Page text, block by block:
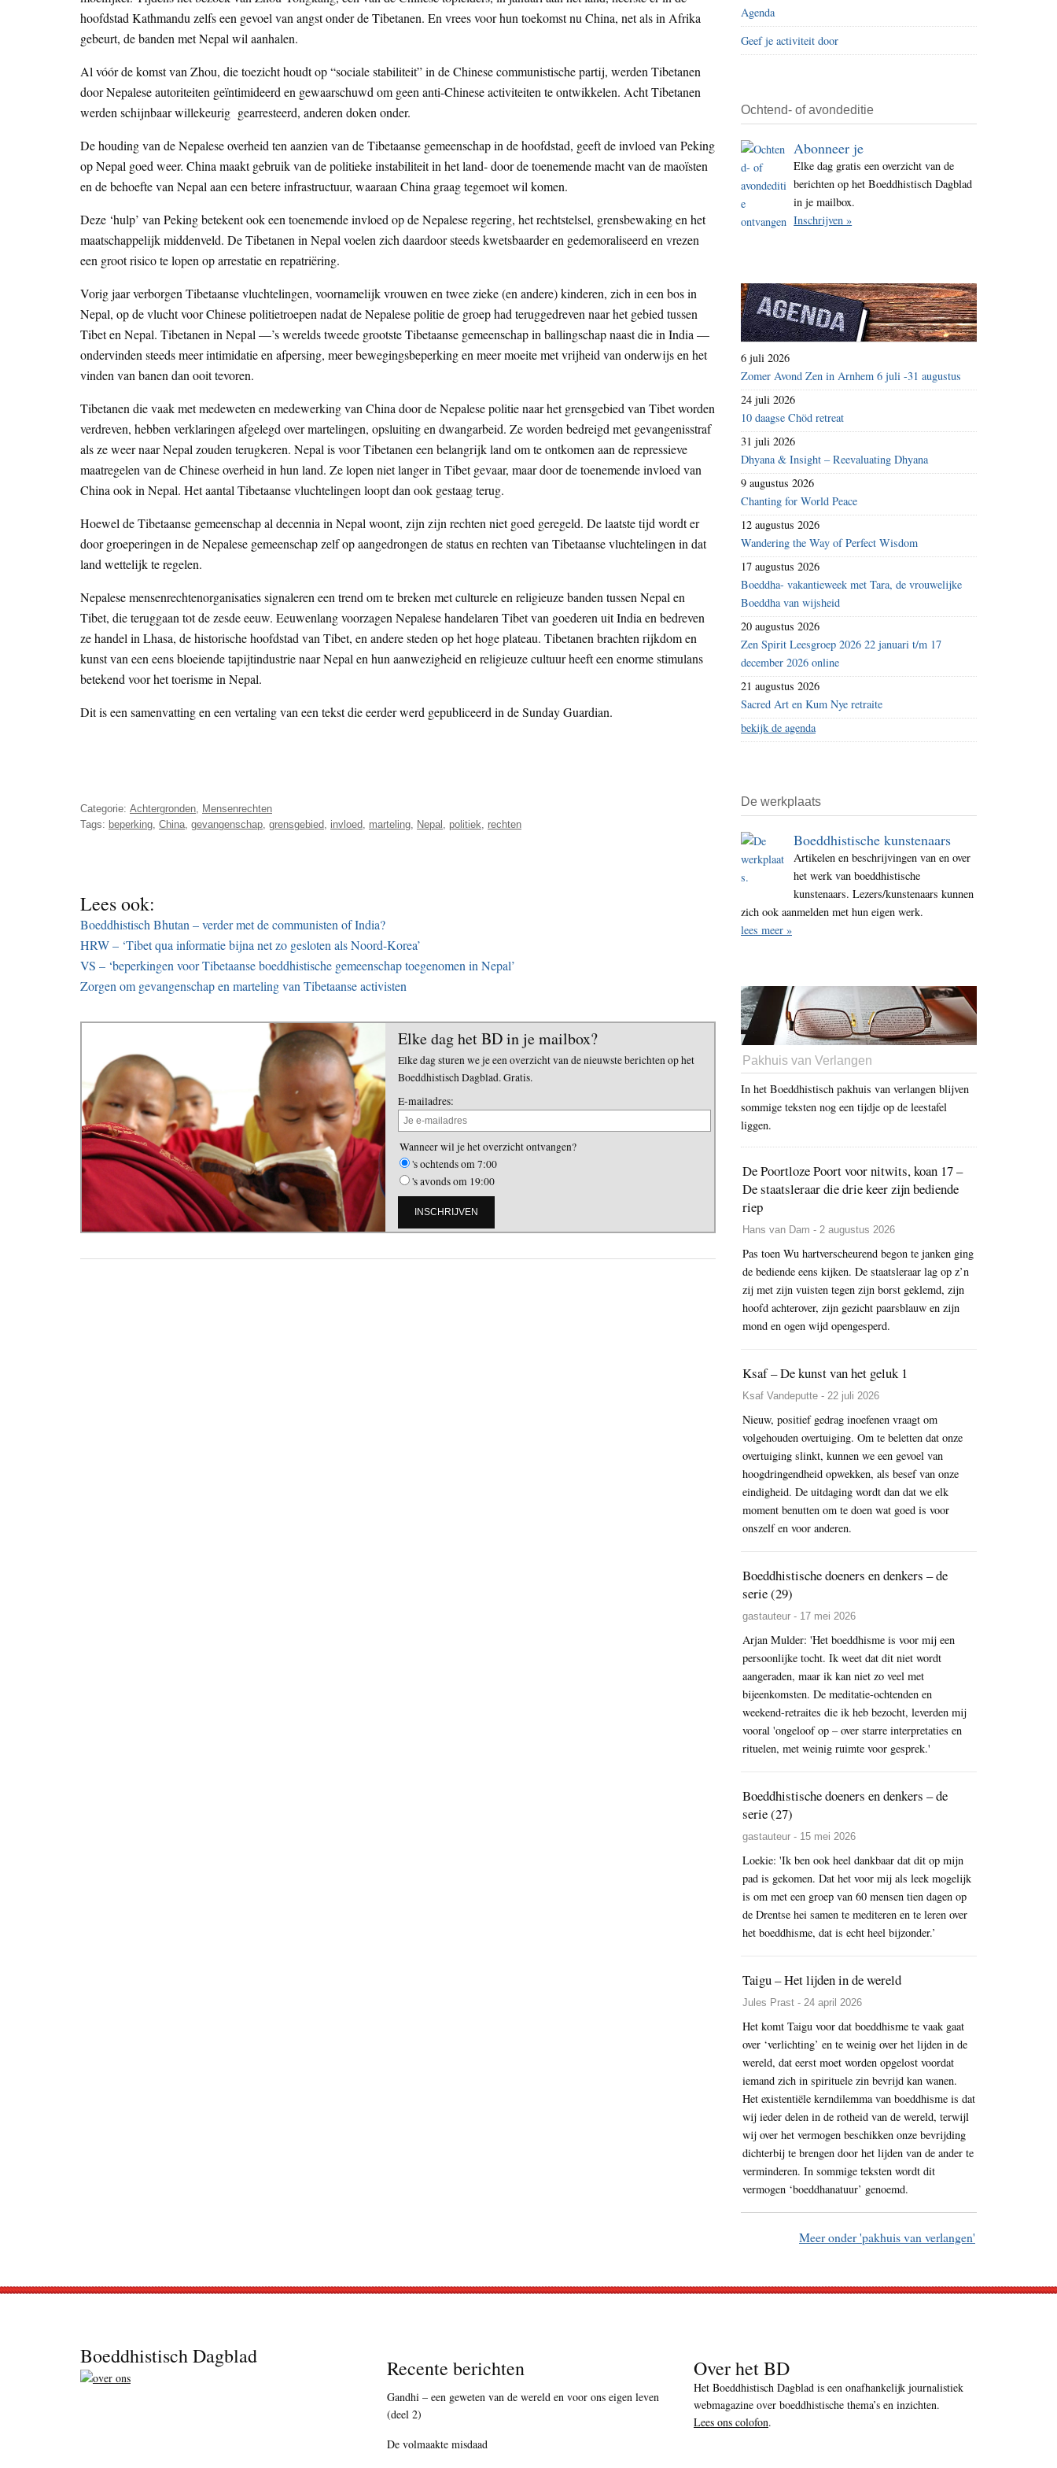
i
t
e
hoofdstad Kathmandu zelfs een gevoel van angst onder de Tibetanen. En vrees voor hun toekomst nu China, net als in Afrika
gebeurt, de banden met Nepal wil aanhalen.
Al vóór de komst van Zhou, die toezicht houdt op “sociale stabiliteit” in de Chinese communistische partij, werden Tibetanen
door Nepalese autoriteiten geïntimideerd en gewaarschuwd om geen anti-Chinese activiteiten te ontwikkelen. Acht Tibetanen
werden schijnbaar willekeurig gearresteerd, anderen doken onder.
De houding van de Nepalese overheid ten aanzien van de Tibetaanse gemeenschap in de hoofdstad, geeft de invloed van Peking
op Nepal goed weer. China maakt gebruik van de politieke instabiliteit in het land- door de toenemende macht van de maoïsten
en de behoefte van Nepal aan een betere infrastructuur, waaraan China graag tegemoet wil komen.
Deze ‘hulp’ van Peking betekent ook een toenemende invloed op de Nepalese regering, het rechtstelsel, grensbewaking en het
maatschappelijk middenveld. De Tibetanen in Nepal voelen zich daardoor steeds kwetsbaarder en gedemoraliseerd en vrezen
een groot risico te lopen op arrestatie en repatriëring.
Vorig jaar verborgen Tibetaanse vluchtelingen, voornamelijk vrouwen en twee zieke (en andere) kinderen, zich in een bos in
Nepal, op de vlucht voor Chinese politietroepen nadat de Nepalese politie de groep had teruggedreven naar het gebied tussen
Tibet en Nepal. Tibetanen in Nepal —’s werelds tweede grootste Tibetaanse gemeenschap in ballingschap naast die in India —
ondervinden steeds meer intimidatie en afpersing, meer bewegingsbeperking en meer moeite met vrijheid van onderwijs en het
vinden van banen dan ooit tevoren.
Tibetanen die vaak met medeweten en medewerking van China door de Nepalese politie naar het grensgebied van Tibet worden
verdreven, hebben verklaringen afgelegd over martelingen, opsluiting en dwangarbeid. Ze worden bedreigd met gevangenisstraf
als ze weer naar Nepal zouden terugkeren. Nepal is voor Tibetanen een belangrijk land om te ontkomen aan de repressieve
maatregelen van de Chinese overheid in hun land. Ze lopen niet langer in Tibet gevaar, maar door de toenemende invloed van
China ook in Nepal. Het aantal Tibetaanse vluchtelingen loopt dan ook gestaag terug.
Hoewel de Tibetaanse gemeenschap al decennia in Nepal woont, zijn zijn rechten niet goed geregeld. De laatste tijd wordt er
door groeperingen in de Nepalese gemeenschap zelf op aangedrongen de status en rechten van Tibetaanse vluchtelingen in dat
land wettelijk te regelen.
Nepalese mensenrechtenorganisaties signaleren een trend om te breken met culturele en religieuze banden tussen Nepal en
Tibet, die teruggaan tot de zesde eeuw. Eeuwenlang voorzagen Nepalese handelaren Tibet van goederen uit India en bedreven
ze handel in Lhasa, de historische hoofdstad van Tibet, en andere steden op het hoge plateau. Tibetanen brachten rijkdom en
kunst van een eens bloeiende tapijtindustrie naar Nepal en hun aanwezigheid en religieuze cultuur heeft een enorme stimulans
betekend voor het toerisme in Nepal.
Dit is een samenvatting en een vertaling van een tekst die eerder werd gepubliceerd in de Sunday Guardian.
Categorie: Achtergronden, Mensenrechten
Tags: beperking, China, gevangenschap, grensgebied, invloed, marteling, Nepal , politiek, rechten
Lees ook:
Boeddhistisch Bhutan – verder met de communisten of India?
HRW – ‘Tibet qua informatie bijna net zo gesloten als Noord-Korea’
VS – ‘beperkingen voor Tibetaanse boeddhistische gemeenschap toegenomen in Nepal’
Zorgen om gevangenschap en marteling van Tibetaanse activisten
Elke dag het BD in je mailbox?
Elke dag sturen we je een overzicht van de nieuwste berichten op het
Boeddhistisch Dagblad. Gratis.
E-mailadres:
Wanneer wil je het overzicht ontvangen?
's ochtends om 7:00
's avonds om 19:00
Agenda
Geef je activiteit door
Ochtend- of avondeditie
Abonneer je
Elke dag gratis een overzicht van de
berichten op het Boeddhistisch Dagblad
in je mailbox.
Inschrijven »
6 juli 2026
Zomer Avond Zen in Arnhem 6 juli -31 augustus
24 juli 2026
10 daagse Chöd retreat
31 juli 2026
Dhyana & Insight – Reevaluating Dhyana
9 augustus 2026
Chanting for World Peace
12 augustus 2026
Wandering the Way of Perfect Wisdom
17 augustus 2026
Boeddha- vakantieweek met Tara, de vrouwelijke
Boeddha van wijsheid
20 augustus 2026
Zen Spirit Leesgroep 2026 22 januari t/m 17
december 2026 online
21 augustus 2026
Sacred Art en Kum Nye retraite
bekijk de agenda
De werkplaats
Boeddhistische kunstenaars
Artikelen en beschrijvingen van en over
het werk van boeddhistische
kunstenaars. Lezers/kunstenaars kunnen
zich ook aanmelden met hun eigen werk.
lees meer »
Pakhuis van Verlangen
In het Boeddhistisch pakhuis van verlangen blijven
sommige teksten nog een tijdje op de leestafel
liggen.
De Poortloze Poort voor nitwits, koan 17 –
De staatsleraar die drie keer zijn bediende
riep
Hans van Dam - 2 augustus 2026
Pas toen Wu hartverscheurend begon te janken ging
de bediende eens kijken. De staatsleraar lag op z’n
zij met zijn vuisten tegen zijn borst geklemd, zijn
hoofd achterover, zijn gezicht paarsblauw en zijn
mond en ogen wijd opengesperd.
Ksaf – De kunst van het geluk 1
Ksaf Vandeputte - 22 juli 2026
Nieuw, positief gedrag inoefenen vraagt om
volgehouden overtuiging. Om te beletten dat onze
overtuiging slinkt, kunnen we een gevoel van
hoogdringendheid opwekken, als besef van onze
eindigheid. De uitdaging wordt dan dat we elk
moment benutten om te doen wat goed is voor
onszelf en voor anderen.
Boeddhistische doeners en denkers – de
serie (29)
gastauteur - 17 mei 2026
Arjan Mulder: 'Het boeddhisme is voor mij een
persoonlijke tocht. Ik weet dat dit niet wordt
aangeraden, maar ik kan niet zo veel met
bijeenkomsten. De meditatie-ochtenden en
weekend-retraites die ik heb bezocht, leverden mij
vooral 'ongeloof op – over starre interpretaties en
rituelen, met weinig ruimte voor gesprek.'
Boeddhistische doeners en denkers – de
serie (27)
gastauteur - 15 mei 2026
Loekie: 'Ik ben ook heel dankbaar dat dit op mijn
pad is gekomen. Dat het voor mij als leek mogelijk
is om met een groep van 60 mensen tien dagen op
de Drentse hei samen te mediteren en te leren over
het boeddhisme, dat is echt heel bijzonder.’
Taigu – Het lijden in de wereld
Jules Prast - 24 april 2026
Het komt Taigu voor dat boeddhisme te vaak gaat
over ‘verlichting’ en te weinig over het lijden in de
wereld, dat eerst moet worden opgelost voordat
iemand zich in spirituele zin bevrijd kan wanen.
Het existentiële kerndilemma van boeddhisme is dat
wij ieder delen in de rotheid van de wereld, terwijl
wij over het vermogen beschikken onze bevrijding
dichterbij te brengen door het lijden van de ander te
verminderen. In sommige teksten wordt dit
vermogen ‘boeddhanatuur’ genoemd.
Meer onder 'pakhuis van verlangen'
Boeddhistisch Dagblad Recente berichten
Gandhi – een geweten van de wereld en voor ons eigen leven
(deel 2)
De volmaakte misdaad
Over het BD
Het Boeddhistisch Dagblad is een onafhankelijk journalistiek
webmagazine over boeddhistische thema’s en inzichten.
Lees ons colofon.